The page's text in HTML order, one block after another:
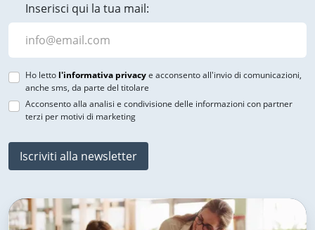
Inserisci qui la tua mail:
Ho letto l'informativa privacye acconsento all'invio di comunicazioni,
anche sms, da parte del titolare
Acconsento alla analisi e condivisione delle informazioni con partner
terzi per motivi di marketing
Iscriviti alla newsletter